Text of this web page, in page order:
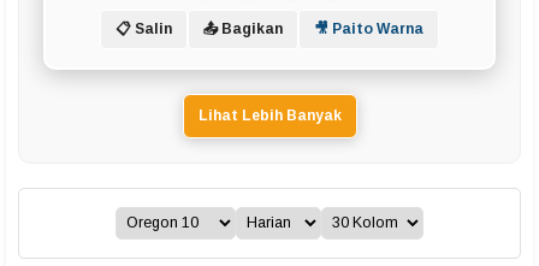
📋 Salin 📤 Bagikan 🎥 Paito Warna
Lihat Lebih Banyak